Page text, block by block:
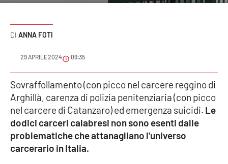
Cultura
Podcast
Meteo
Editoriali
VIDEO
Ambiente
ANNA FOTI
29 APRILE 2024 09:35
Sovraffollamento (con picco nel carcere reggino di
Arghillà, carenza di polizia penitenziaria (con picco
nel carcere di Catanzaro) ed emergenza suicidi. Le
dodici carceri calabresi non sono esenti dalle
problematiche che attanagliano l'universo
carcerario in Italia.